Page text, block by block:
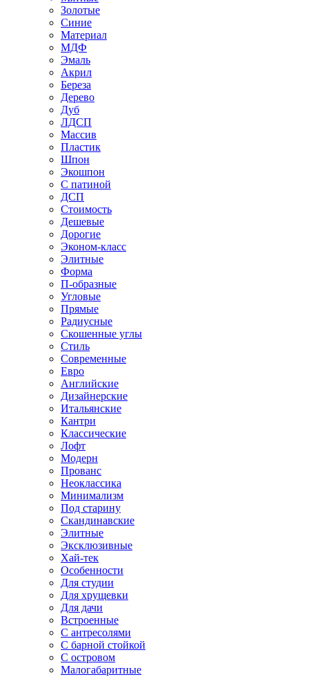
Золотые
Синие
Материал
МДФ
Эмаль
Акрил
Береза
Дерево
Дуб
ЛДСП
Массив
Пластик
Шпон
Экошпон
С патиной
ДСП
Стоимость
Дешевые
Дорогие
Эконом-класс
Элитные
Форма
П-образные
Угловые
Прямые
Радиусные
Скошенные углы
Стиль
Современные
Евро
Английские
Дизайнерские
Итальянские
Кантри
Классические
Лофт
Модерн
Прованс
Неоклассика
Минимализм
Под старину
Скандинавские
Элитные
Эксклюзивные
Хай-тек
Особенности
Для студии
Для хрущевки
Для дачи
Встроенные
С антресолями
С барной стойкой
С островом
Малогабаритные